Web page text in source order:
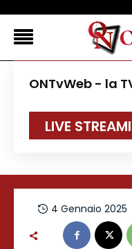
FLASH NEWS
NEWS DAL
ONSTYLE
ONTvWeb - la
LIVE
4 Gennaio 2025